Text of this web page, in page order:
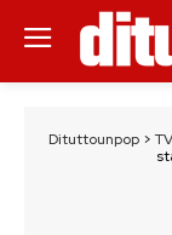
Dituttounpop> TV